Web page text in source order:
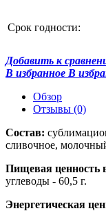
Срок годности:
Добавить к
В избранное В
Обзор
Отзывы (0)
Состав:
сливочное,
Пищевая ценность
углеводы - 60,5 г.
Энергетическая